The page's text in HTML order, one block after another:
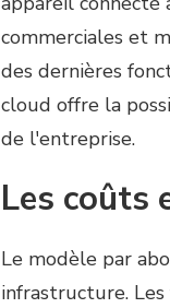
commerciales et
des dernières
cloud offre la
de l'entreprise.
Les coûts
Le modèle par
infrastructure. Les